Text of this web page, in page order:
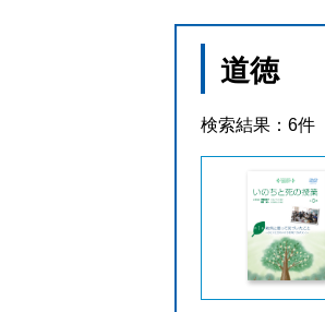
英語
道徳
検索結果：6件